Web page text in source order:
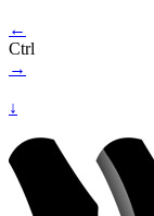
←
Ctrl
→
↓